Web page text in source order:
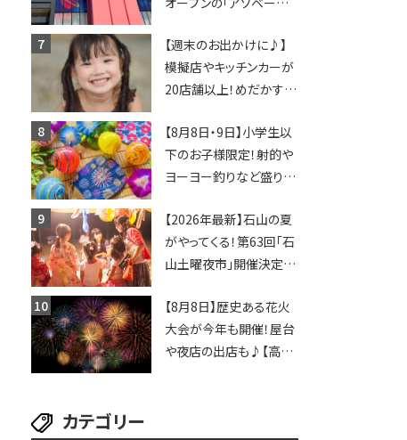
レーンゲームで青果や日
用品までゲットできる新
スポット！
【週末のお出かけに♪】
模擬店やキッチンカーが
20店舗以上！めだかすく
ソングライターによるライ
ブなど。【和邇ふれあい夏
祭り】
【8月8日・9日】小学生以
下のお子様限定！射的や
ヨーヨー釣りなど盛りだ
ちびっこ縁日開催♪【モリ
ーブ】
【2026年最新】石山の夏
がやってくる！第63回「石
山土曜夜市」開催決定！
ージが勢揃い【7月18日・
25日・8月1日】大津市
【8月8日】歴史ある花火
大会が今年も開催！屋台
や夜店の出店も♪【高宮
カテゴリー